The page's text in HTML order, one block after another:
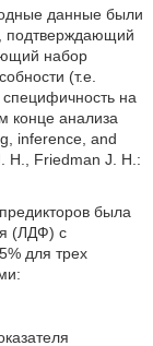
данные были
подтверждающий
набор
(т.е.
специфичность на
конце анализа
inference, and
H., Friedman J. H.:
была
(ЛДФ) с
для трех